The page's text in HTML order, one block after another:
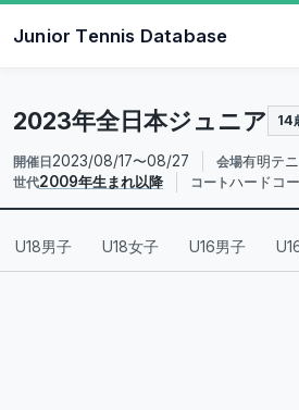
Junior Tennis Database
2023年全日本ジュニア 14
開催日 2023/08/17〜08/27 会場有明テ
世代2009年生まれ以降 コートハードコ
U18男子 U18女子 U16男子